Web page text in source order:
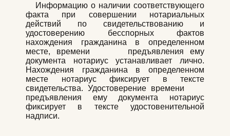
Информацию о наличии соответствующего
факта при совершении нотариальных
действий по свидетельствованию и
удостоверению бесспорных фактов
нахождения гражданина в определенном
месте, времени предъявления ему
документа нотариус устанавливает лично.
Нахождения гражданина в определенном
месте нотариус фиксирует в тексте
свидетельства. Удостоверение времени
предъявления ему документа нотариус
фиксирует в тексте удостовенительной
надписи.